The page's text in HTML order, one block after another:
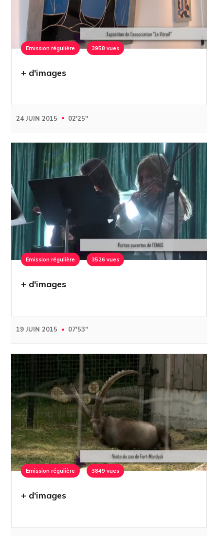
Emission régulière 3958 vues
+ d'images
24 JUIN 2015 02'25''
Emission régulière 3526 vues
+ d'images
19 JUIN 2015 07'53''
Emission régulière 3849 vues
+ d'images